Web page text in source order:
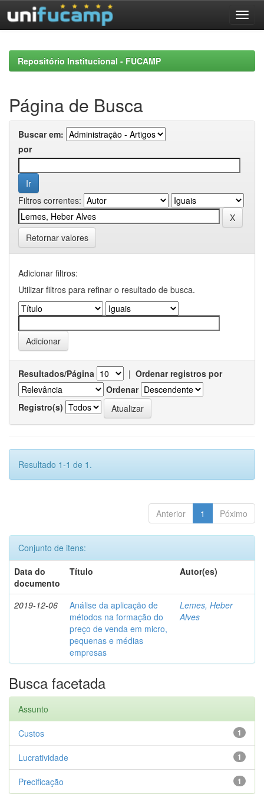
navigationRepositório Institucional - FUCAMP
Página de Busca
Buscar em:
por
Filtros correntes:
Retornar valores
Adicionar filtros:
Utilizar filtros para refinar o resultado de busca.
Resultados/Página | Ordenar registros por
Ordenar
Registro(s)
Resultado 1-1 de 1.
Anterior 1 Póximo
Conjunto de itens:
Data do
documento
Título Autor(es)
2019-12-06
Análise da aplicação de
métodos na formação do
preço de venda em micro,
pequenas e médias
empresas
Lemes, Heber
Alves
Busca facetada
Assunto
1
Custos
1
Lucratividade
1
Precificação